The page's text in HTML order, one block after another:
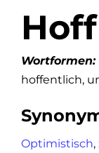
Wortformen:
hoffentlich,
Optimistisch,